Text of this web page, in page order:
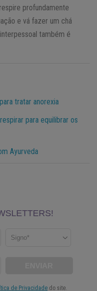
profundamente
e vá fazer um chá
também é
tratar anorexia
para equilibrar os
Ayurveda